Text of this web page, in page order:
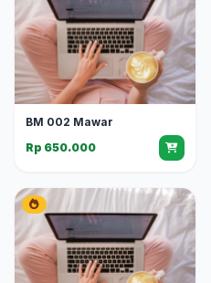
BM 002 Mawar
Rp 650.000